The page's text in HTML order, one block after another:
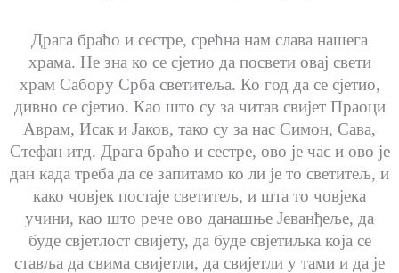
Драга браћо и сестре, срећна нам слава нашега
храма. Не зна ко се сјетио да посвети овај свети
храм Сабору Срба светитеља. Ко год да се сјетио,
дивно се сјетио. Као што су за читав свијет Праоци
Аврам, Исак и Јаков, тако су за нас Симон, Сава,
Стефан итд. Драга браћо и сестре, ово је час и ово је
дан када треба да се запитамо ко ли је то светитељ, и
како човјек постаје светитељ, и шта то човјека
учини, као што рече ово данашње Јеванђеље, да
буде свјетлост свијету, да буде свјетиљка која се
ставља да свима свијетли, да свијетли у тами и да је